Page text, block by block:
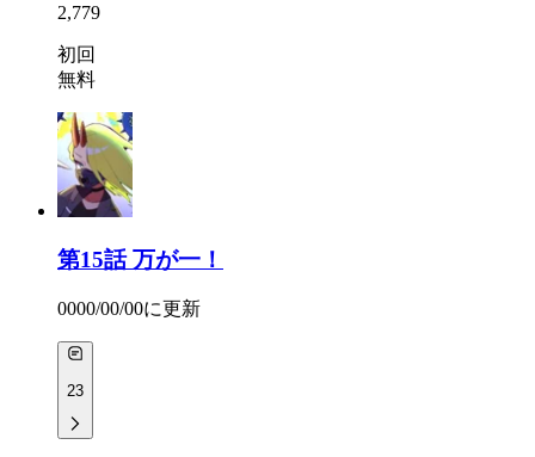
2,779
初回
無料
第15話 万が一！
0000/00/00に更新
23